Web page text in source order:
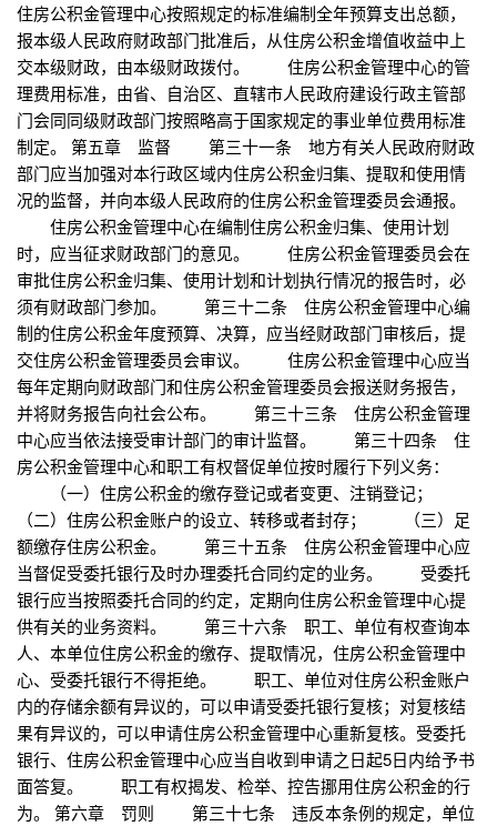
住房公积金管理中心按照规定的标准编制全年预算支出总额，
报本级人民政府财政部门批准后，从住房公积金增值收益中上
交本级财政，由本级财政拨付。 住房公积金管理中心的管
理费用标准，由省、自治区、直辖市人民政府建设行政主管部
门会同同级财政部门按照略高于国家规定的事业单位费用标准
制定。 第五章 监督 第三十一条 地方有关人民政府财政
部门应当加强对本行政区域内住房公积金归集、提取和使用情
况的监督，并向本级人民政府的住房公积金管理委员会通报。
住房公积金管理中心在编制住房公积金归集、使用计划
时，应当征求财政部门的意见。 住房公积金管理委员会在
审批住房公积金归集、使用计划和计划执行情况的报告时，必
须有财政部门参加。 第三十二条 住房公积金管理中心编
制的住房公积金年度预算、决算，应当经财政部门审核后，提
交住房公积金管理委员会审议。 住房公积金管理中心应当
每年定期向财政部门和住房公积金管理委员会报送财务报告，
并将财务报告向社会公布。 第三十三条 住房公积金管理
中心应当依法接受审计部门的审计监督。 第三十四条 住
房公积金管理中心和职工有权督促单位按时履行下列义务：
（一）住房公积金的缴存登记或者变更、注销登记；
（二）住房公积金账户的设立、转移或者封存； （三）足
额缴存住房公积金。 第三十五条 住房公积金管理中心应
当督促受委托银行及时办理委托合同约定的业务。 受委托
银行应当按照委托合同的约定，定期向住房公积金管理中心提
供有关的业务资料。 第三十六条 职工、单位有权查询本
人、本单位住房公积金的缴存、提取情况，住房公积金管理中
心、受委托银行不得拒绝。 职工、单位对住房公积金账户
内的存储余额有异议的，可以申请受委托银行复核；对复核结
果有异议的，可以申请住房公积金管理中心重新复核。受委托
银行、住房公积金管理中心应当自收到申请之日起5日内给予书
面答复。 职工有权揭发、检举、控告挪用住房公积金的行
为。 第六章 罚则 第三十七条 违反本条例的规定，单位